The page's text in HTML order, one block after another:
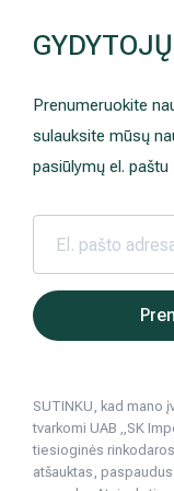
Kaip prisirašyti
Prisirašyti prie
Hila | Medicinos
2025 05 12
Plastikos
Traumų
4min.
Prenumeruokite
sulauksite mūsų
pasiūlymų el. paštu
SUTINKU, kad mano
tvarkomi UAB „SK
tiesioginės
atšauktas,
AKCIJOS
Tyrimai
Neurologija
Sveikatos klubo
Reabilitacija ir
Kuo pasirūpinti
Apmokėjimas ir
Apgyvendinimas ir
Pacientams iš
Duomenų apsauga